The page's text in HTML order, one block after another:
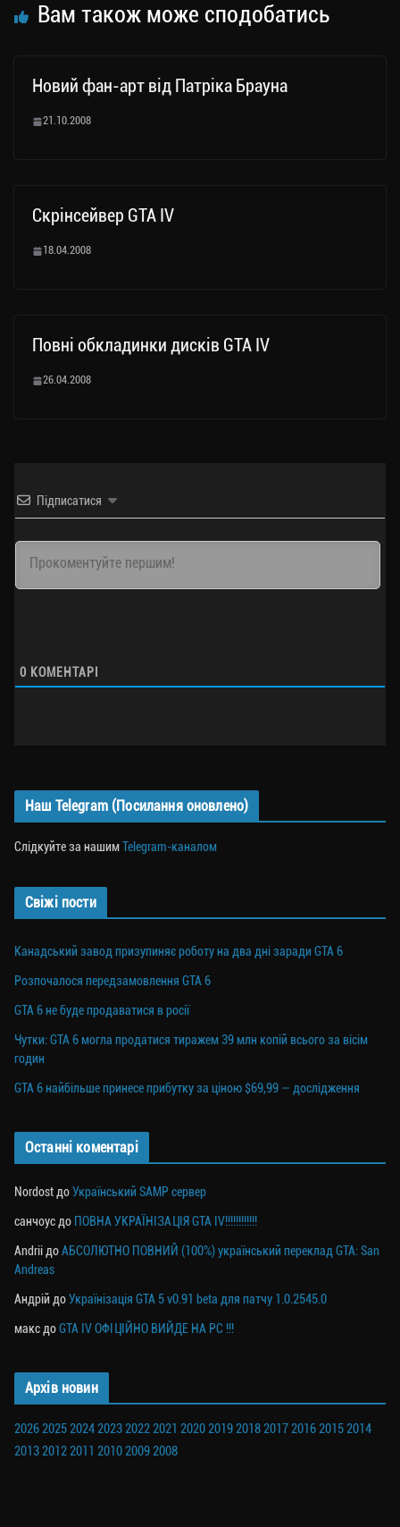
Вам також може сподобатись
Новий фан-арт від Патріка Брауна
21.10.2008
Скрінсейвер GTA IV
18.04.2008
Повні обкладинки дисків GTA IV
26.04.2008
Підписатися
0 КОМЕНТАРІ
Наш Telegram (Посилання оновлено)
Слідкуйте за нашимTelegram-каналом
Свіжі пости
Канадський завод призупиняє роботу на два дні заради GTA 6
Розпочалося передзамовлення GTA 6
GTA 6 не буде продаватися в росії
Чутки: GTA 6 могла продатися тиражем 39 млн копій всього за вісім
годин
GTA 6 найбільше принесе прибутку за ціною $69,99 — дослідження
Останні коментарі
Nordost доУкраїнський SAMP сервер
санчоус до ПОВНА УКРАЇНІЗАЦІЯ GTA IV!!!!!!!!!!!!
Andrii доАБСОЛЮТНО ПОВНИЙ (100%) український переклад GTA: San
Andreas
Андрій доУкраїнізація GTA 5 v0.91 beta для патчу 1.0.2545.0
макс доGTA IV ОФІЦІЙНО ВИЙДЕ НА PC !!!
Архів новин
202620252024202320222021 2020201920182017201620152014
201320122011 201020092008